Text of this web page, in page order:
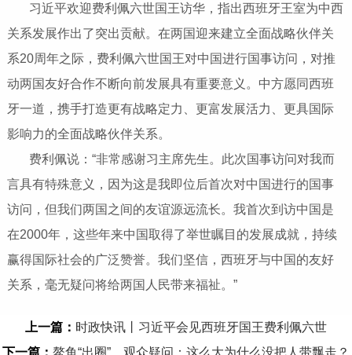
习近平欢迎费利佩六世国王访华，指出西班牙王室为中西
关系发展作出了突出贡献。在两国迎来建立全面战略伙伴关
系20周年之际，费利佩六世国王对中国进行国事访问，对推
动两国友好合作不断向前发展具有重要意义。中方愿同西班
牙一道，携手打造更有战略定力、更富发展活力、更具国际
影响力的全面战略伙伴关系。
费利佩说：“非常感谢习主席先生。此次国事访问对我而
言具有特殊意义，因为这是我即位后首次对中国进行的国事
访问，但我们两国之间的友谊源远流长。我首次到访中国是
在2000年，这些年来中国取得了举世瞩目的发展成就，持续
赢得国际社会的广泛赞誉。我们坚信，西班牙与中国的友好
关系，毫无疑问将给两国人民带来福祉。”
上一篇： 时政快讯丨习近平会见西班牙国王费利佩六世